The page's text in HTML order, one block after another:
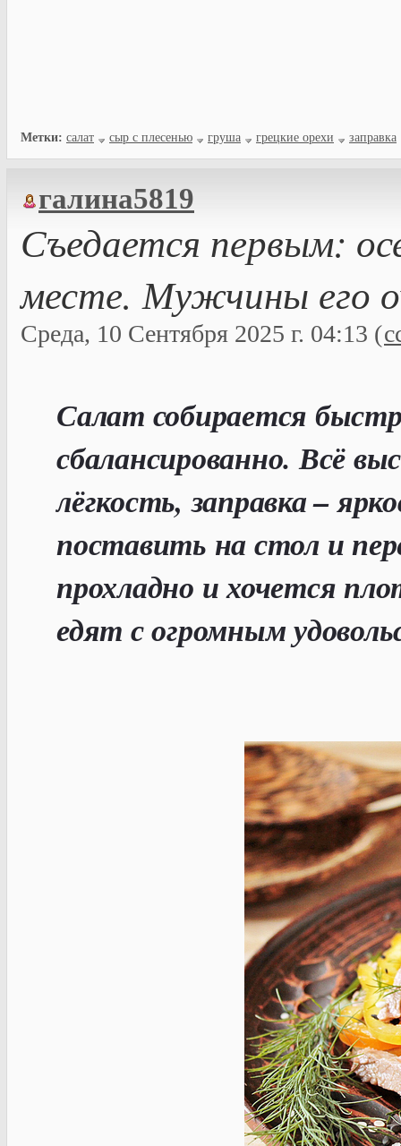
Метки: салат сыр с плесенью груша грецкие орехи заправка
галина5819
Съедается первым:
месте. Мужчины его
Среда, 10 Сентября 2025 г. 04:13 (
Салат собирается
сбалансированно. Всё
лёгкость, заправка –
поставить на стол и
прохладно и хочется
едят с огромным